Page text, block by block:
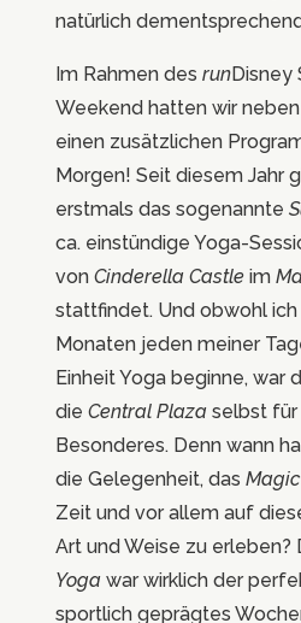
natürlich
Im Rahmen des runDisney
Weekend hatten wir
einen zusätzlichen
Morgen! Seit diesem Jahr
erstmals das sogenannte
ca. einstündige Yoga-
von Cinderella Castleim
stattfindet. Und obwohl
Monaten jeden meiner
Einheit Yoga beginne, war
die Central Plazaselbst für
Besonderes. Denn wann
die Gelegenheit, das
Zeit und vor allem auf
Art und Weise zu erleben?
Yoga war wirklich der
sportlich geprägtes